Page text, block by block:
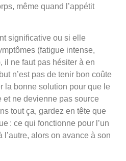
même quand l’appétit
significative ou si elle
(fatigue intense,
il ne faut pas hésiter à en
n’est pas de tenir bon coûte
la bonne solution pour que le
et ne devienne pas source
tout ça, gardez en tête que
: ce qui fonctionne pour l’un
alors on avance à son